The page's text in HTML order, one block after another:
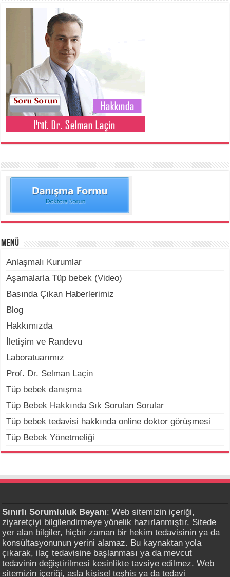
Menü
Anlaşmalı Kurumlar
Aşamalarla Tüp bebek (Video)
Basında Çıkan Haberlerimiz
Blog
Hakkımızda
İletişim ve Randevu
Laboratuarımız
Prof. Dr. Selman Laçin
Tüp bebek danışma
Tüp Bebek Hakkında Sık Sorulan Sorular
Tüp bebek tedavisi hakkında online doktor görüşmesi
Tüp Bebek Yönetmeliği
Sınırlı Sorumluluk Beyanı: Web sitemizin içeriği,
ziyaretçiyi bilgilendirmeye yönelik hazırlanmıştır. Sitede
yer alan bilgiler, hiçbir zaman bir hekim tedavisinin ya da
konsültasyonunun yerini alamaz. Bu kaynaktan yola
çıkarak, ilaç tedavisine başlanması ya da mevcut
tedavinin değiştirilmesi kesinlikte tavsiye edilmez. Web
sitemizin içeriği, asla kişisel teşhis ya da tedavi